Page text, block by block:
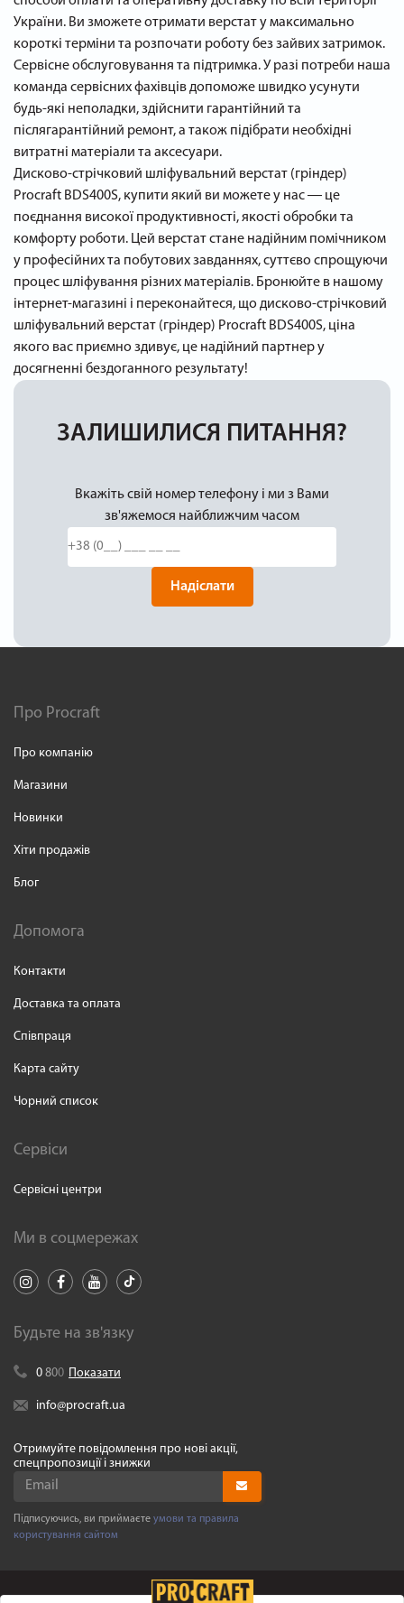
України. Ви зможете отримати верстат у максимально
короткі терміни та розпочати роботу без зайвих затримок.
Сервісне обслуговування та підтримка. У разі потреби наша
команда сервісних фахівців допоможе швидко усунути
будь-які неполадки, здійснити гарантійний та
післягарантійний ремонт, а також підібрати необхідні
витратні матеріали та аксесуари.
Дисково-стрічковий шліфувальний верстат (гріндер)
Procraft BDS400S, купити який ви можете у нас ― це
поєднання високої продуктивності, якості обробки та
комфорту роботи. Цей верстат стане надійним помічником
у професійних та побутових завданнях, суттєво спрощуючи
процес шліфування різних матеріалів. Бронюйте в нашому
інтернет-магазині і переконайтеся, що дисково-стрічковий
шліфувальний верстат (гріндер) Procraft BDS400S, ціна
якого вас приємно здивує, це надійний партнер у
досягненні бездоганного результату!
ЗАЛИШИЛИСЯ ПИТАННЯ?
Вкажіть свій номер телефону і ми з Вами
зв'яжемося найближчим часом
Надіслати
Про Procraft
Про компанію
Магазини
Новинки
Хіти продажів
Блог
Допомога
Контакти
Доставка та оплата
Співпраця
Карта сайту
Чорний список
Сервіси
Сервісні центри
Ми в соцмережах
Будьте на зв'язку
0 800 Показати
info@procraft.ua
Отримуйте повідомлення про нові акції,
спецпропозиції і знижки
Підписуючись, ви приймаєте умови та правила
користування сайтом